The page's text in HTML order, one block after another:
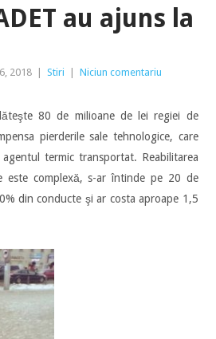
au ajuns la
2018 Stiri Niciun comentariu
80 de milioane de lei regiei de
pierderile sale tehnologice, care
termic transportat. Reabilitarea
este complexă, s-ar întinde pe 20 de
din conducte şi ar costa aproape 1,5